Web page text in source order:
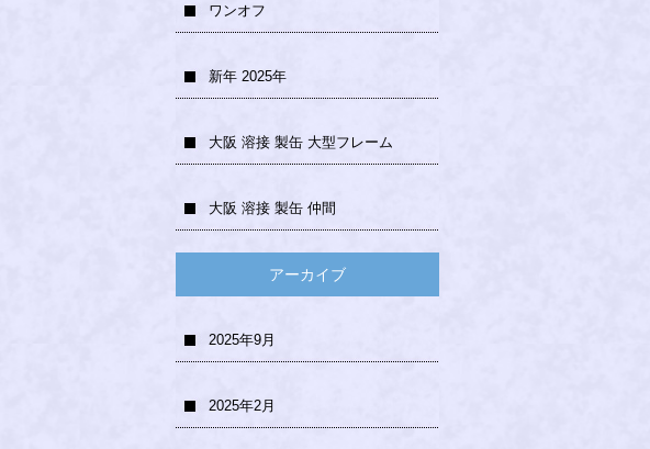
ワンオフ
新年 2025年
大阪 溶接 製缶 大型フレーム
大阪 溶接 製缶 仲間
アーカイブ
2025年9月
2025年2月